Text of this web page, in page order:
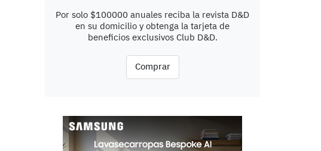
Por solo $100000 anuales reciba la revista D&D
en su domicilio y obtenga la tarjeta de
beneficios exclusivos Club D&D.
Comprar